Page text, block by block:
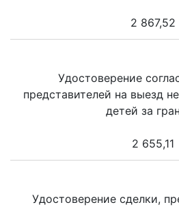
2 867,52
Удостоверение
представителей на выезд
детей за
2 655,11
Удостоверение сделки,